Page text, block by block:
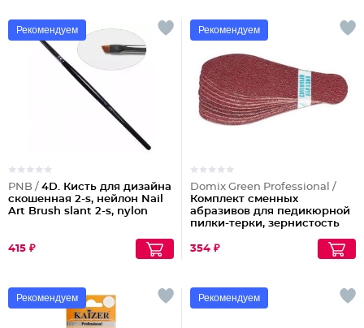
Рекомендуем
PNB / 4D. Кисть для дизайна
скошенная 2-s, нейлон Nail
Art Brush slant 2-s, nylon
415 ₽
Рекомендуем
Domix Green Professional /
Комплект сменных
абразивов для педикюрной
пилки-терки, зернистость
354 ₽
Рекомендуем Рекомендуем